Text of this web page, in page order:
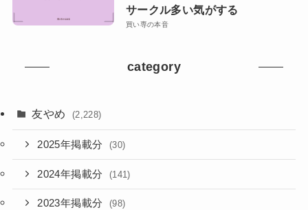
サークル多い気がする
買い専の本音
category
友やめ (2,228)
2025年掲載分 (30)
2024年掲載分 (141)
2023年掲載分 (98)